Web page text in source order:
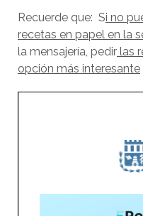
Recuerde que: Si no
recetas en papel en la
la mensajería, pedir las
opción más interesante